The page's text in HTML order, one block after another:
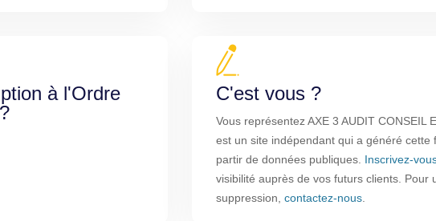
à l'Ordre
C'est vous ?
Vous représentez AXE 3 AUDIT CONSEIL
est un site indépendant qui a généré cette
partir de données publiques. Inscrivez-
visibilité auprès de vos futurs clients. Pour
suppression, contactez-nous